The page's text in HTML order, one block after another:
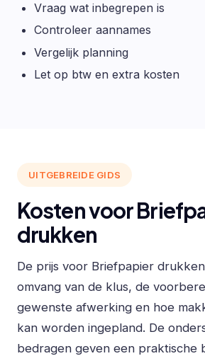
Vraag wat inbegrepen is
Controleer aannames
Vergelijk planning
Let op btw en extra kosten
UITGEBREIDE GIDS
Kosten voor
drukken
De prijs voor Briefpapier
omvang van de klus, de
gewenste afwerking en hoe
kan worden ingepland. De
bedragen geven een praktische